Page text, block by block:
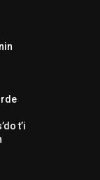
t’i